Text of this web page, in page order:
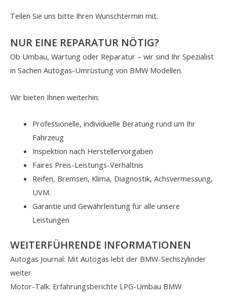
Teilen Sie uns bitte Ihren Wunschtermin mit.
NUR EINE REPARATUR NÖTIG?
Ob Umbau, Wartung oder Reparatur – wir sind Ihr Spezialist
in Sachen Autogas-Umrüstung von BMW Modellen.
Wir bieten Ihnen weiterhin:
Professionelle, individuelle Beratung rund um Ihr
Fahrzeug
Inspektion nach Herstellervorgaben
Faires Preis-Leistungs-Verhältnis
Reifen, Bremsen, Klima, Diagnostik, Achsvermessung,
UVM.
Garantie und Gewährleistung für alle unsere
Leistungen
WEITERFÜHRENDE INFORMATIONEN
Autogas Journal: Mit Autogas lebt der BMW-Sechszylinder
weiter
Motor-Talk: Erfahrungsberichte LPG-Umbau BMW